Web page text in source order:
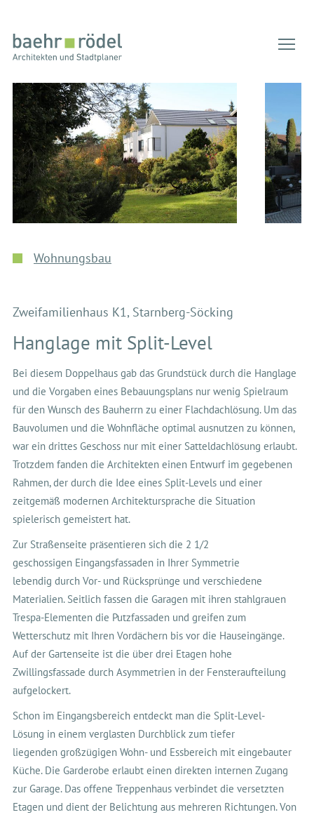
Wohnungsbau
Zweifamilienhaus K1, Starnberg-Söcking
Hanglage mit Split-Level
Bei diesem Doppelhaus gab das Grundstück durch die Hanglage
und die Vorgaben eines Bebauungsplans nur wenig Spielraum
für den Wunsch des Bauherrn zu einer Flachdachlösung. Um das
Bauvolumen und die Wohnfläche optimal ausnutzen zu können,
war ein drittes Geschoss nur mit einer Satteldachlösung erlaubt.
Trotzdem fanden die Architekten einen Entwurf im gegebenen
Rahmen, der durch die Idee eines Split-Levels und einer
zeitgemäß modernen Architektursprache die Situation
spielerisch gemeistert hat.
Zur Straßenseite präsentieren sich die 2 1/2
geschossigen Eingangsfassaden in Ihrer Symmetrie
lebendig durch Vor- und Rücksprünge und verschiedene
Materialien. Seitlich fassen die Garagen mit ihren stahlgrauen
Trespa-Elementen die Putzfassaden und greifen zum
Wetterschutz mit Ihren Vordächern bis vor die Hauseingänge.
Auf der Gartenseite ist die über drei Etagen hohe
Zwillingsfassade durch Asymmetrien in der Fensteraufteilung
aufgelockert.
Schon im Eingangsbereich entdeckt man die Split-Level-
Lösung in einem verglasten Durchblick zum tiefer
liegenden großzügigen Wohn- und Essbereich mit eingebauter
Küche. Die Garderobe erlaubt einen direkten internen Zugang
zur Garage. Das offene Treppenhaus verbindet die versetzten
Etagen und dient der Belichtung aus mehreren Richtungen. Von